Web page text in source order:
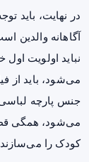
در نهایت، باید
آگاهانه والدین
نباید اولویت اول
می‌شود، باید از
جنس پارچه لباسی
می‌شود، همگی
کودک را